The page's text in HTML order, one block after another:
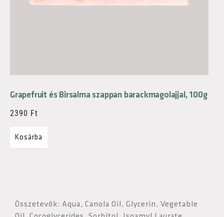
Grapefruit és Birsalma szappan barackmagolajjal, 100g
2390 Ft
Kosárba
Összetevők: Aqua, Canola Oil, Glycerin, Vegetable